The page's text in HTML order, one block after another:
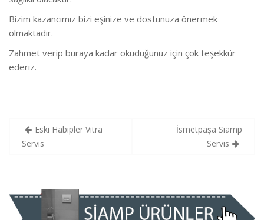
Bizim kazancımız bizi eşinize ve dostunuza önermek
olmaktadır.
Zahmet verip buraya kadar okuduğunuz için çok teşekkür
ederiz.
Yazı
gezinmesi
Eski Habipler Vitra
Servis
İsmetpaşa Siamp
Servis